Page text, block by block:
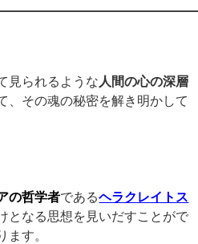
見られるような人間の心の深層
、その魂の秘密を解き明かして
の哲学者であるヘラクレイトス
となる思想を見いだすことがで
ます。